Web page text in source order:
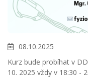
08.10.2025
Kurz bude probíhat v
10. 2025 vždy v 18:30 -